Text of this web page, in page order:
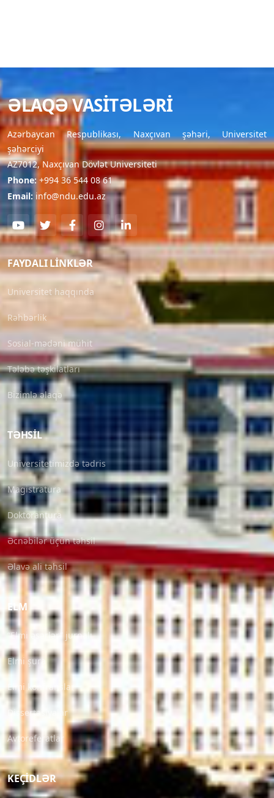
ƏLAQƏ VASITƏLƏRI
Azərbaycan Respublikası, Naxçıvan şəhəri, Universitet
şəhərciyi
AZ7012, Naxçıvan Dövlət Universiteti
Phone: +994 36 544 08 61
Email: info@ndu.edu.az
FAYDALI LINKLƏR
Universitet haqqında
Rəhbərlik
Sosial-mədəni mühit
Tələbə təşkilatları
Bizimlə əlaqə
TƏHSIL
Universitetimizdə tədris
Magistratura
Doktorantura
Əcnəbilər üçün təhsil
Əlavə ali təhsil
ELM
“Elmi əsərlər” jurnalı
Elmi şura
Elmi konfranslar
Dissertasiyalar
Avtoreferatlar
KEÇIDLƏR